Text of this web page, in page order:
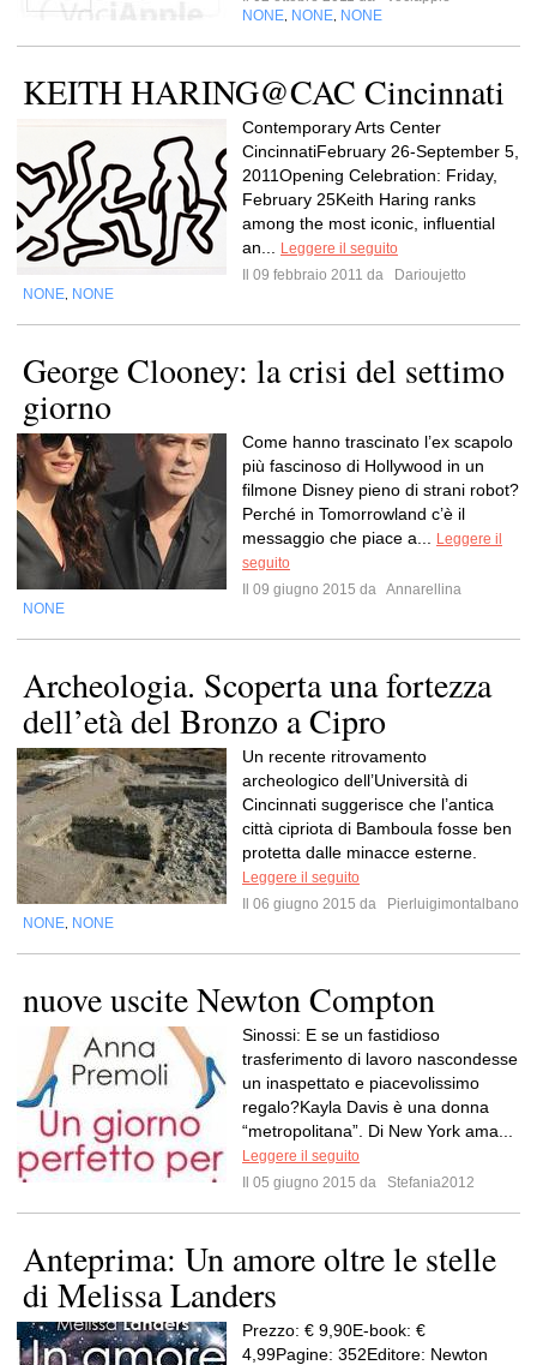
NONE NONE NONE
KEITH HARING@CAC Cincinnati
Contemporary Arts Center
CincinnatiFebruary 26-September 5,
2011Opening Celebration: Friday,
February 25Keith Haring ranks
among the most iconic, influential
an...
Leggere il seguito
Il 09 febbraio 2011 da
Darioujetto
NONE NONE
George Clooney: la crisi del settimo
giorno
Come hanno trascinato l’ex scapolo
più fascinoso di Hollywood in un
filmone Disney pieno di strani robot?
Perché in Tomorrowland c’è il
messaggio che piace a...
Leggere il
seguito
Il 09 giugno 2015 da Annarellina
NONE
Archeologia. Scoperta una fortezza
dell’età del Bronzo a Cipro
Un recente ritrovamento
archeologico dell’Università di
Cincinnati suggerisce che l’antica
città cipriota di Bamboula fosse ben
protetta dalle minacce esterne.
Leggere il seguito
Il 06 giugno 2015 da
Pierluigimontalbano
NONE NONE
nuove uscite Newton Compton
Sinossi: E se un fastidioso
trasferimento di lavoro nascondesse
un inaspettato e piacevolissimo
regalo?Kayla Davis è una donna
“metropolitana”. Di New York ama...
Leggere il seguito
Il 05 giugno 2015 da
Stefania2012
Anteprima: Un amore oltre le stelle
di Melissa Landers
Prezzo: € 9,90E-book: €
4,99Pagine: 352Editore: Newton